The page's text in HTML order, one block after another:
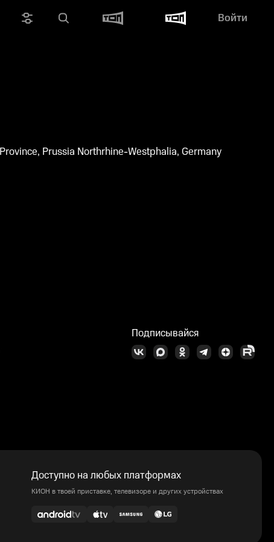
Войти
Prussia Northrhine-Westphalia, Germany
Подписывайся
Доступно на любых платформах
КИОН в твоей приставке, телевизоре и других устройствах